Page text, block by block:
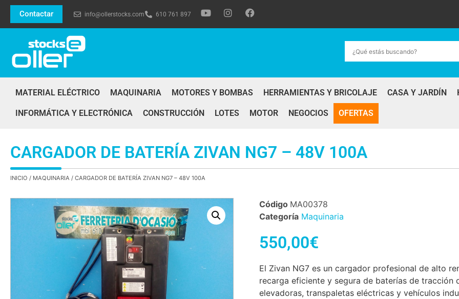
Contactar info@ollerstocks.com 610 761 897
MATERIAL ELÉCTRICO MAQUINARIA MOTORES Y BOMBAS HERRAMIENTAS Y BRICOLAJE CASA Y JARDÍN
INFORMÁTICA Y ELECTRÓNICA CONSTRUCCIÓN LOTES MOTOR NEGOCIOS OFERTAS
CARGADOR DE BATERÍA ZIVAN NG7 – 48V 100A
INICIO / MAQUINARIA / CARGADOR DE BATERÍA ZIVAN NG7 – 48V 100A
Código MA00378
Categoría Maquinaria
550,00€
El Zivan NG7 es un cargador profesional de alto
recarga eficiente y segura de baterías de tracción
elevadoras, transpaletas eléctricas y vehículos